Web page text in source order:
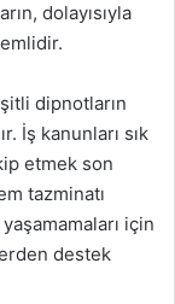
dolayısıyla
dipnotların
İş kanunları sık
etmek son
tazminatı
için
destek